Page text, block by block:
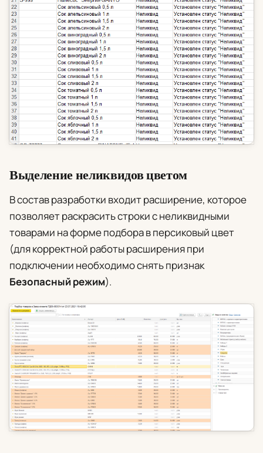
Выделение неликвидов цветом
В состав разработки входит расширение, которое
позволяет раскрасить строки с неликвидными
товарами на форме подбора в персиковый цвет
(для корректной работы расширения при
подключении необходимо снять признак
Безопасный режим).